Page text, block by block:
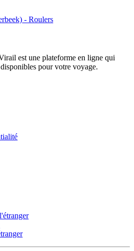
- Roulers
est une plateforme en ligne qui
pour votre voyage.